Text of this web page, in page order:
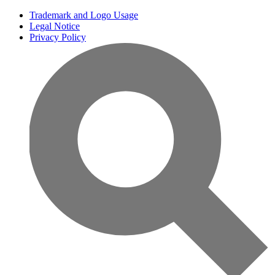
Trademark and Logo Usage
Legal Notice
Privacy Policy